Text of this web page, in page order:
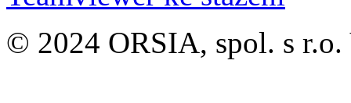
© 2024 ORSIA, spol. s r.o.